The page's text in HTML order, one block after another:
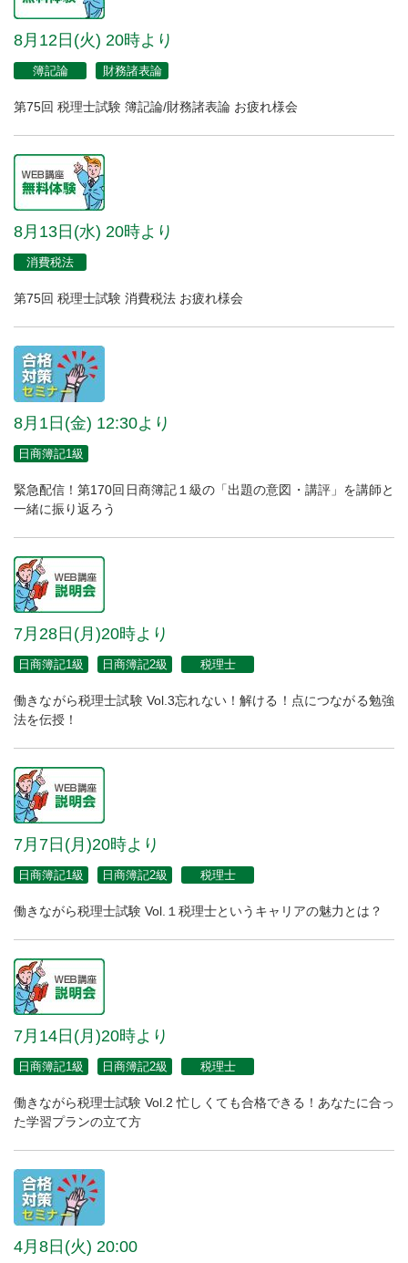
8月12日(火) 20時より
簿記論 財務諸表論
第75回 税理士試験 簿記論/財務諸表論 お疲れ様会
8月13日(水) 20時より
消費税法
第75回 税理士試験 消費税法 お疲れ様会
8月1日(金) 12:30より
日商簿記1級
緊急配信！第170回日商簿記１級の「出題の意図・講評」を講師と
一緒に振り返ろう
7月28日(月)20時より
日商簿記1級 日商簿記2級 税理士
働きながら税理士試験 Vol.3忘れない！解ける！点につながる勉強
法を伝授！
7月7日(月)20時より
日商簿記1級 日商簿記2級 税理士
働きながら税理士試験 Vol.１税理士というキャリアの魅力とは？
7月14日(月)20時より
日商簿記1級 日商簿記2級 税理士
働きながら税理士試験 Vol.2 忙しくても合格できる！あなたに合っ
た学習プランの立て方
4月8日(火) 20:00